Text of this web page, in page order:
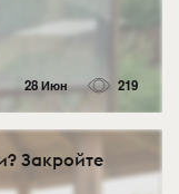
28 Июн 219
Закройте